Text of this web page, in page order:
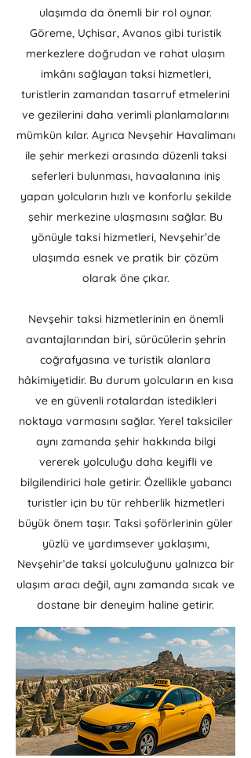
ulaşımda da önemli bir rol oynar.
Göreme, Uçhisar, Avanos gibi turistik
merkezlere doğrudan ve rahat ulaşım
imkânı sağlayan taksi hizmetleri,
turistlerin zamandan tasarruf etmelerini
ve gezilerini daha verimli planlamalarını
mümkün kılar. Ayrıca Nevşehir Havalimanı
ile şehir merkezi arasında düzenli taksi
seferleri bulunması, havaalanına iniş
yapan yolcuların hızlı ve konforlu şekilde
şehir merkezine ulaşmasını sağlar. Bu
yönüyle taksi hizmetleri, Nevşehir’de
ulaşımda esnek ve pratik bir çözüm
olarak öne çıkar.
Nevşehir taksi hizmetlerinin en önemli
avantajlarından biri, sürücülerin şehrin
coğrafyasına ve turistik alanlara
hâkimiyetidir. Bu durum yolcuların en kısa
ve en güvenli rotalardan istedikleri
noktaya varmasını sağlar. Yerel taksiciler
aynı zamanda şehir hakkında bilgi
vererek yolculuğu daha keyifli ve
bilgilendirici hale getirir. Özellikle yabancı
turistler için bu tür rehberlik hizmetleri
büyük önem taşır. Taksi şoförlerinin güler
yüzlü ve yardımsever yaklaşımı,
Nevşehir’de taksi yolculuğunu yalnızca bir
ulaşım aracı değil, aynı zamanda sıcak ve
dostane bir deneyim haline getirir.